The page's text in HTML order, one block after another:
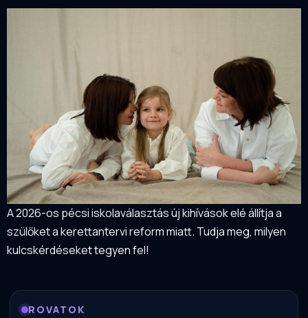
A 2026-os pécsi iskolaválasztás új kihívások elé állítja a
szülőket a kerettantervi reform miatt. Tudja meg, milyen
kulcskérdéseket tegyen fel!
ROVATOK